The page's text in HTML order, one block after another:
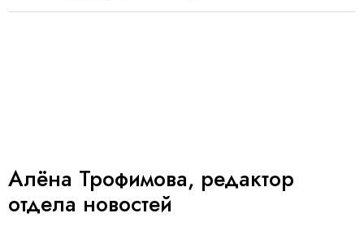
Алёна Трофимова, редактор
отдела новостей